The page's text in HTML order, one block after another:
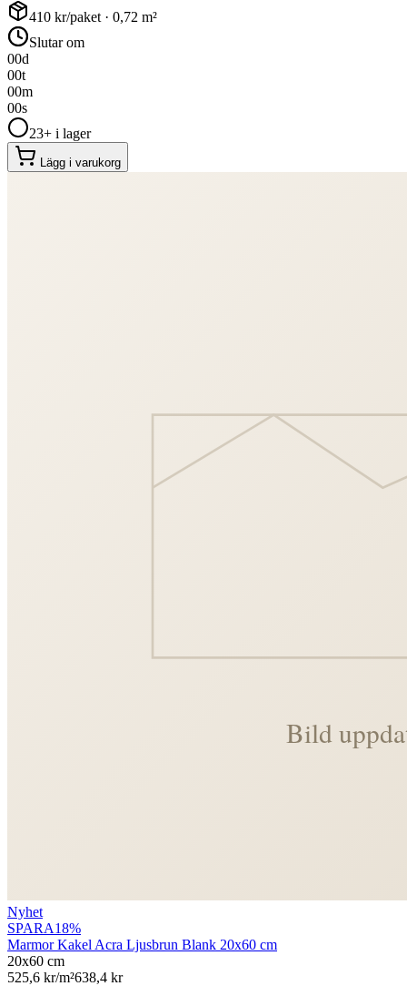
410 kr/paket · 0,72 m²
Slutar om
00d
00t
00m
00s
23+ i lager
Lägg i varukorg
Nyhet
SPARA18%
Marmor Kakel Acra Ljusbrun Blank 20x60 cm
20x60 cm
525,6 kr/m²638,4 kr